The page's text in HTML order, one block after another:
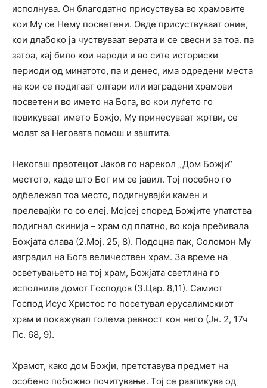
исполнува. Он благодатно присуствува во храмовите
кои Му се Нему посветени. Овде присуствуваат оние,
кои длабоко ја чуствуваат верата и се свесни за тоа. па
затоа, кај било кои народи и во сите историски
периоди од минатото, па и денес, има одредени места
на кои се подигаат олтари или изградени храмови
посветени во името на Бога, во кои луѓето го
повикуваат името Божјо, Му принесуваат жртви, се
молат за Неговата помош и заштита.
Некогаш праотецот Јаков го нарекол „Дом Божји“
местото, каде што Бог им се јавил. Тој посебно го
одбележал тоа место, подигнувајќи камен и
прелевајќи го со елеј. Мојсеј според Божјите упатства
подигнал скинија – храм од платно, во која пребивала
Божјата слава (2.Мој. 25, 8). Подоцна пак, Соломон Му
изградил на Бога величествен храм. За време на
осветувањето на тој храм, Божјата светлина го
исполнила домот Господов (3.Цар. 8,11). Самиот
Господ Исус Христос го посетувал ерусалимскиот
храм и покажувал голема ревност кон него (Јн. 2, 17ч
Пс. 68, 9).
Храмот, како дом Божји, претставува предмет на
особено побожно почитување. Тој се разликува од